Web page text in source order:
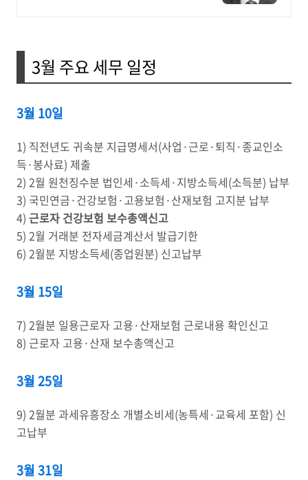
3월 주요 세무 일정
3월 10일
1) 직전년도 귀속분 지급명세서(사업·근로·퇴직·종교인소
득·봉사료) 제출
2) 2월 원천징수분 법인세·소득세·지방소득세(소득분) 납부
3) 국민연금·건강보험·고용보험·산재보험 고지분 납부
4) 근로자 건강보험 보수총액신고
5) 2월 거래분 전자세금계산서 발급기한
6) 2월분 지방소득세(종업원분) 신고납부
3월 15일
7) 2월분 일용근로자 고용·산재보험 근로내용 확인신고
8) 근로자 고용·산재 보수총액신고
3월 25일
9) 2월분 과세유흥장소 개별소비세(농특세·교육세 포함) 신
고납부
3월 31일